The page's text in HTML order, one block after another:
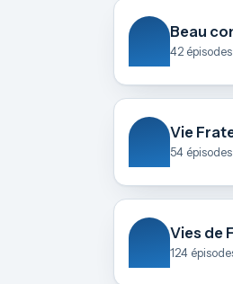
Beau
Vie
Vies de